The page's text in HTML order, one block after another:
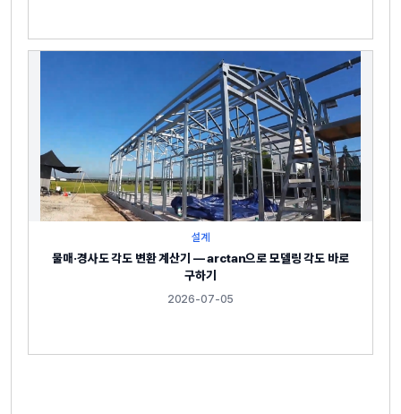
설계
물매·경사도 각도 변환 계산기 — arctan으로 모델링 각도 바로
구하기
2026-07-05